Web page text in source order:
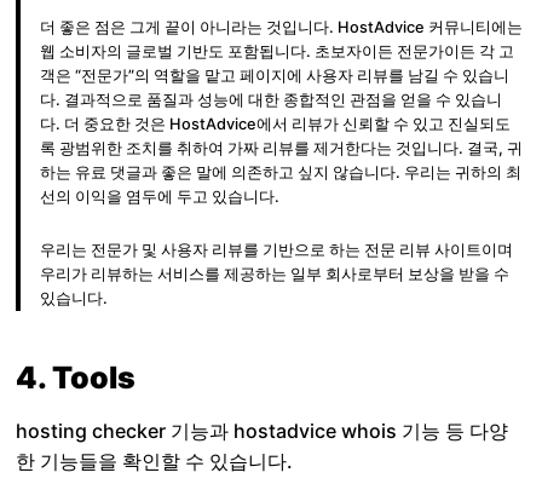
더 좋은 점은 그게 끝이 아니라는 것입니다. HostAdvice 커뮤니티에는
웹 소비자의 글로벌 기반도 포함됩니다. 초보자이든 전문가이든 각 고
객은 “전문가”의 역할을 맡고 페이지에 사용자 리뷰를 남길 수 있습니
다. 결과적으로 품질과 성능에 대한 종합적인 관점을 얻을 수 있습니
다. 더 중요한 것은 HostAdvice에서 리뷰가 신뢰할 수 있고 진실되도
록 광범위한 조치를 취하여 가짜 리뷰를 제거한다는 것입니다. 결국, 귀
하는 유료 댓글과 좋은 말에 의존하고 싶지 않습니다. 우리는 귀하의 최
선의 이익을 염두에 두고 있습니다.
우리는 전문가 및 사용자 리뷰를 기반으로 하는 전문 리뷰 사이트이며
우리가 리뷰하는 서비스를 제공하는 일부 회사로부터 보상을 받을 수
있습니다.
4. Tools
hosting checker 기능과 hostadvice whois 기능 등 다양
한 기능들을 확인할 수 있습니다.